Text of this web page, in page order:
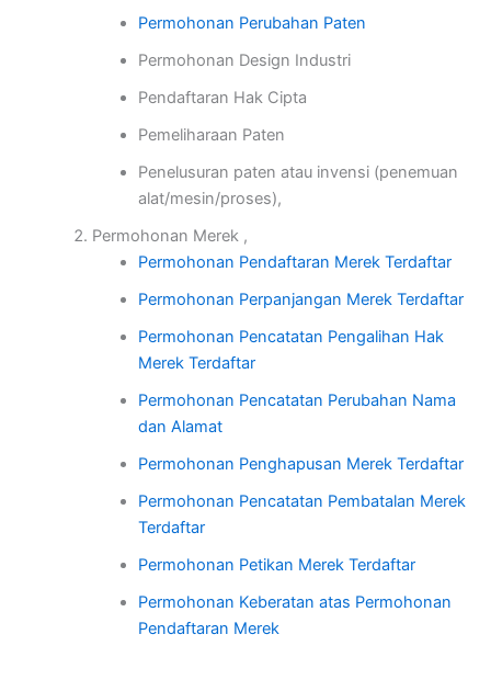
Permohonan Perubahan Paten
Permohonan Design Industri
Pendaftaran Hak Cipta
Pemeliharaan Paten
Penelusuran paten atau invensi (penemuan
alat/mesin/proses),
Permohonan Merek ,
Permohonan Pendaftaran Merek Terdaftar
Permohonan Perpanjangan Merek Terdaftar
Permohonan Pencatatan Pengalihan Hak
Merek Terdaftar
Permohonan Pencatatan Perubahan Nama
dan Alamat
Permohonan Penghapusan Merek Terdaftar
Permohonan Pencatatan Pembatalan Merek
Terdaftar
Permohonan Petikan Merek Terdaftar
Permohonan Keberatan atas Permohonan
Pendaftaran Merek